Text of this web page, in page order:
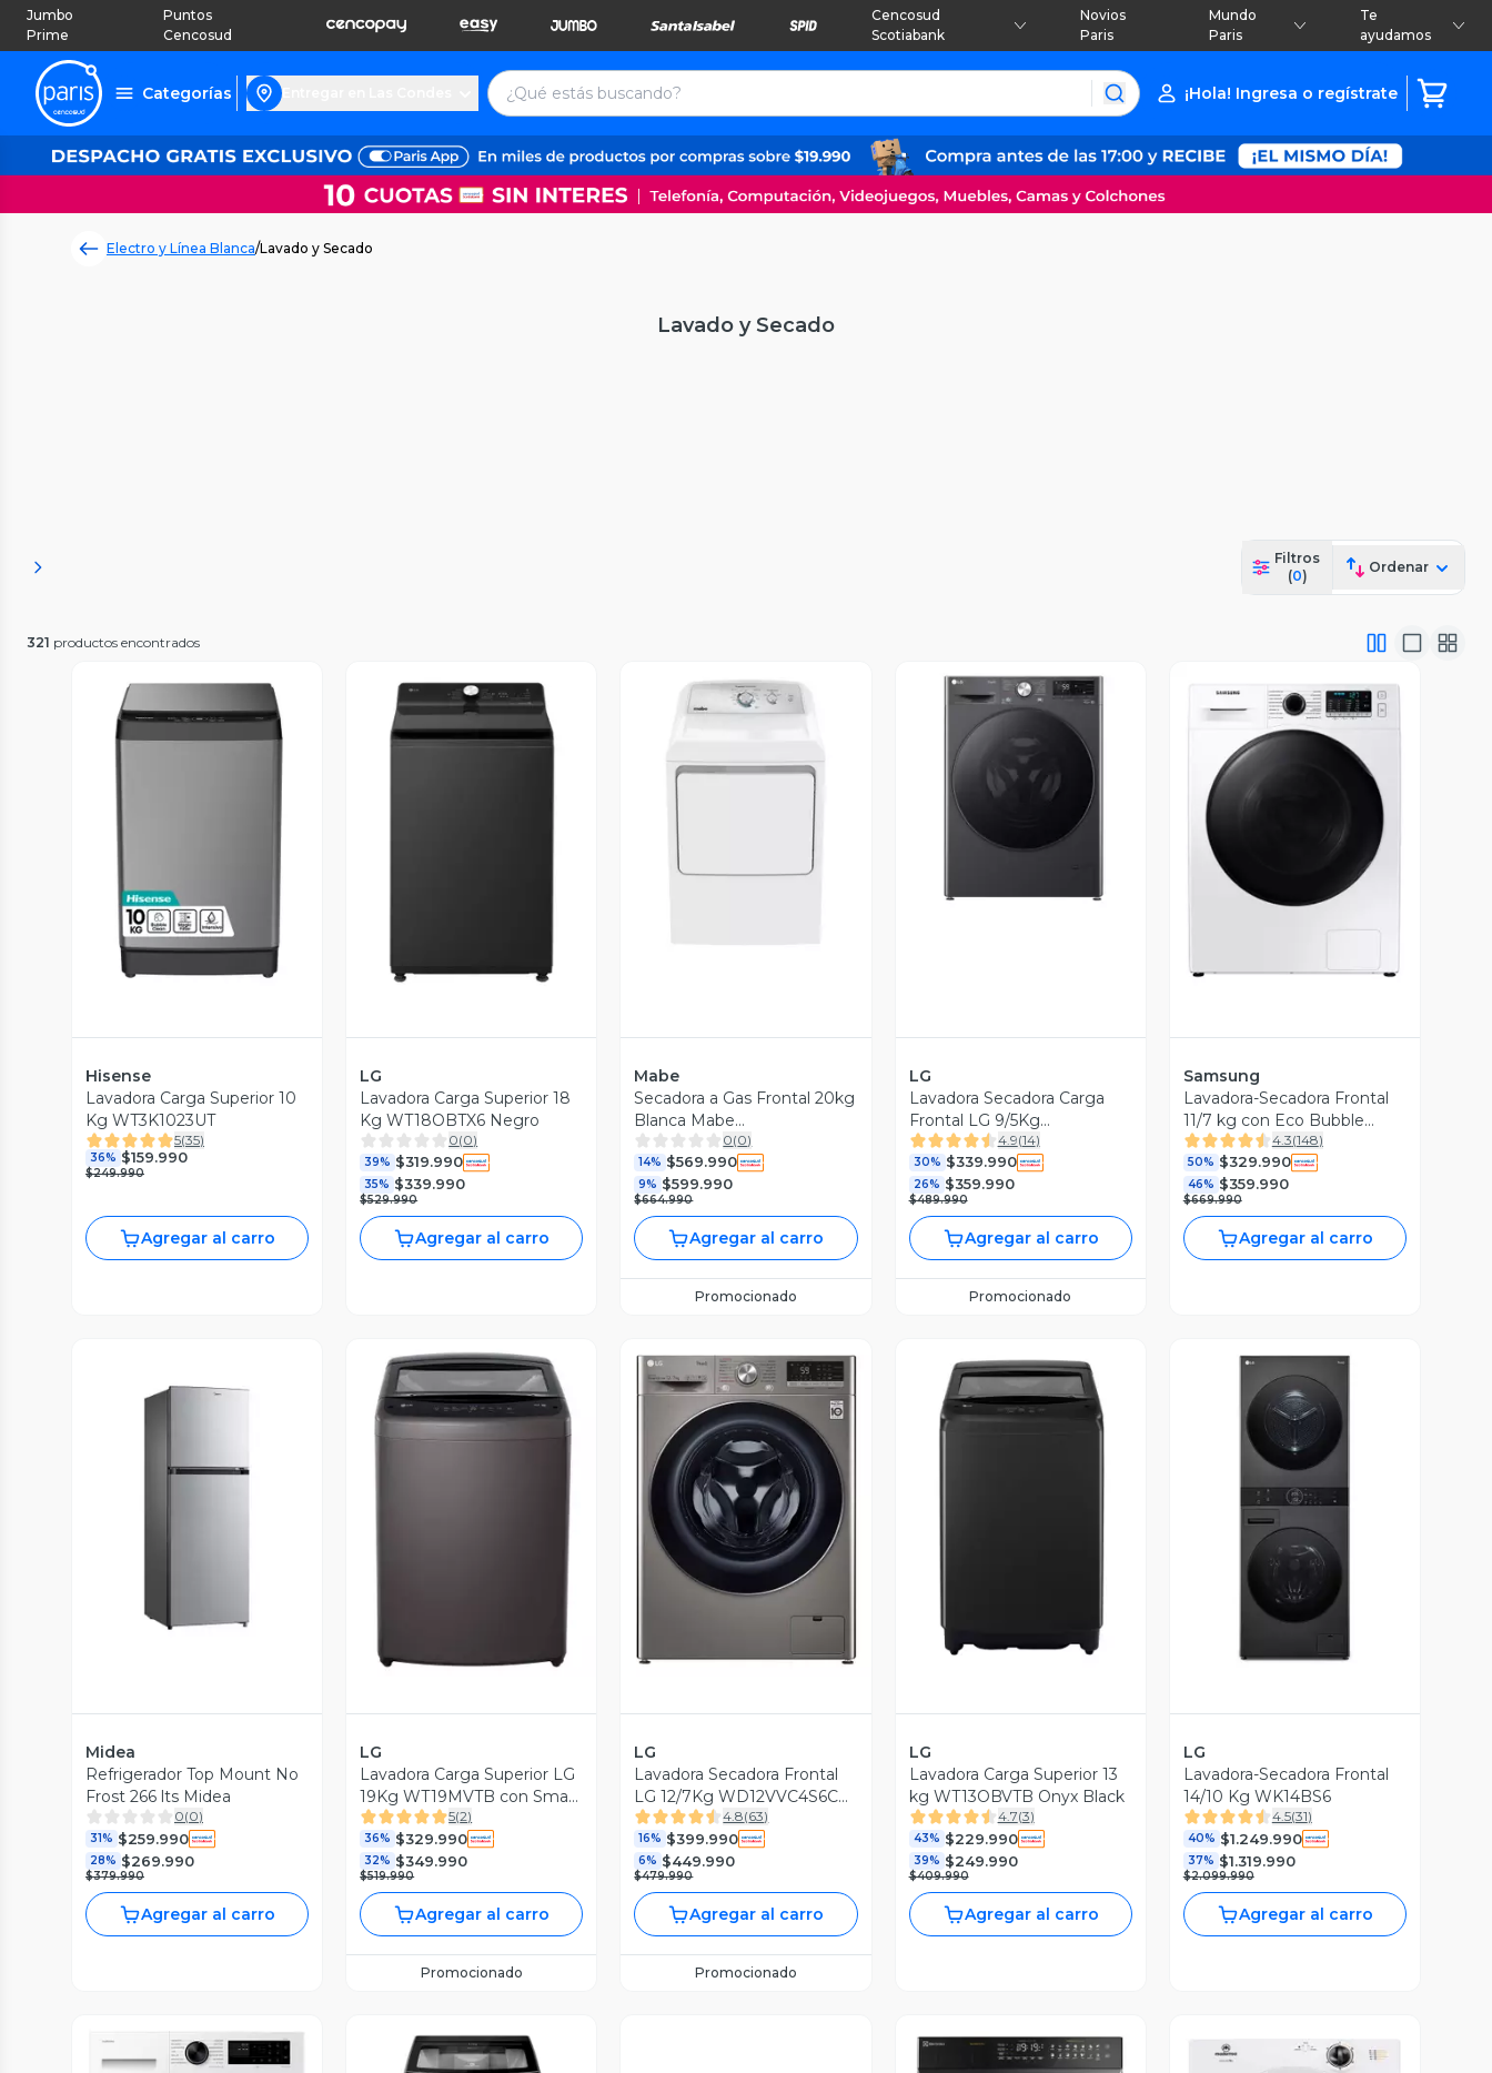
Jumbo
Prime
Puntos
Cencosud
Cencosud
Scotiabank
Novios
Paris
Mundo
Paris
Te
ayudamos
Categorías ¡Hola! Ingresa o regístrate
Electro y Línea Blanca/Lavado y Secado
Lavado y Secado
Filtros
(0)
Ordenar
321 productos encontrados
Hisense
Lavadora Carga Superior 10
Kg WT3K1023UT
5(35)
36% $159.990
$249.990
Agregar al carro
LG
Lavadora Carga Superior 18
Kg WT18OBTX6 Negro
0(0)
39% $319.990
35% $339.990
$529.990
Agregar al carro
Mabe
Secadora a Gas Frontal 20kg
Blanca Mabe
SMG26N5MNBCL1
0(0)
14% $569.990
9% $599.990
$664.990
Agregar al carro
Promocionado
LG
Lavadora Secadora Carga
Frontal LG 9/5Kg
WD9MVC4S6 AI DD, ThinQ
4.9(14)
30% $339.990
26% $359.990
$489.990
Agregar al carro
Promocionado
Vista Previa
Samsung
Lavadora-Secadora Frontal
11/7 kg con Eco Bubble
WD11TA046BE/ZS
4.3(148)
50% $329.990
46% $359.990
$669.990
Agregar al carro
Midea
Refrigerador Top Mount No
Frost 266 lts Midea
0(0)
31% $259.990
28% $269.990
$379.990
Agregar al carro
LG
Lavadora Carga Superior LG
19Kg WT19MVTB con Smart
Motion
5(2)
36% $329.990
32% $349.990
$519.990
Agregar al carro
Promocionado
Vista Previa
LG
Lavadora Secadora Frontal
LG 12/7Kg WD12VVC4S6C
AIDD ThinQ4.8(63)
16% $399.990
6% $449.990
$479.990
Agregar al carro
Promocionado
LG
Lavadora Carga Superior 13
kg WT13OBVTB Onyx Black
4.7(3)
43% $229.990
39% $249.990
$409.990
Agregar al carro
Vista Previa
LG
Lavadora-Secadora Frontal
14/10 Kg WK14BS6
4.5(31)
40% $1.249.990
37% $1.319.990
$2.099.990
Agregar al carro